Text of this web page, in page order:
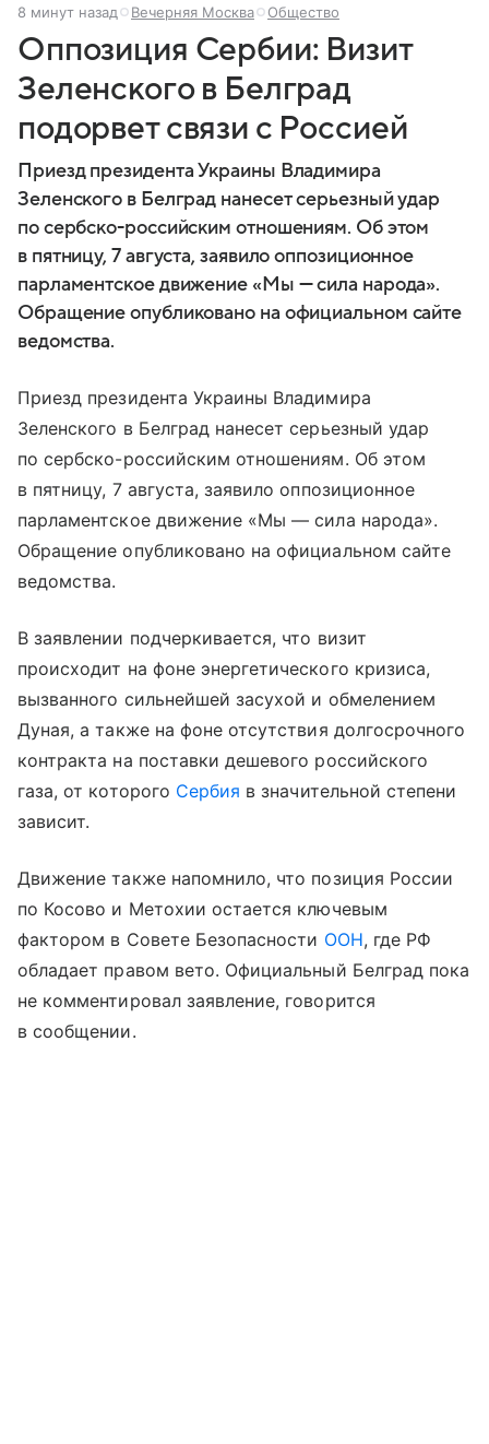
8 минут назад Вечерняя Москва Общество
Оппозиция Сербии: Визит
Зеленского в Белград
подорвет связи с Россией
Приезд президента Украины Владимира
Зеленского в Белград нанесет серьезный удар
по сербско-российским отношениям. Об этом
в пятницу, 7 августа, заявило оппозиционное
парламентское движение «Мы — сила народа».
Обращение опубликовано на официальном сайте
ведомства.
Приезд президента Украины Владимира
Зеленского в Белград нанесет серьезный удар
по сербско-российским отношениям. Об этом
в пятницу, 7 августа, заявило оппозиционное
парламентское движение «Мы — сила народа».
Обращение опубликовано на официальном сайте
ведомства.
В заявлении подчеркивается, что визит
происходит на фоне энергетического кризиса,
вызванного сильнейшей засухой и обмелением
Дуная, а также на фоне отсутствия долгосрочного
контракта на поставки дешевого российского
газа, от которого Сербия в значительной степени
зависит.
Движение также напомнило, что позиция России
по Косово и Метохии остается ключевым
фактором в Совете Безопасности ООН, где РФ
обладает правом вето. Официальный Белград пока
не комментировал заявление, говорится
в сообщении.